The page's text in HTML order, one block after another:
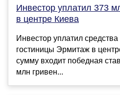
Инвестор уплатил 373
в центре Киева
Инвестор уплатил
гостиницы Эрмитаж в
сумму входит победная
млн гривен...